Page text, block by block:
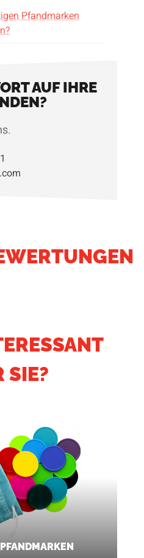
Pfandmarken
AUF IHRE
SIE?